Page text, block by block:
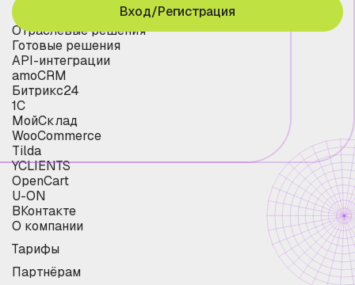
Отраслевые решения
Готовые решения
API-интеграции
amoCRM
Битрикс24
1С
МойСклад
WooCommerce
Tilda
YCLIENTS
OpenCart
U-ON
ВКонтакте
О компании
Тарифы
Партнёрам
Вход/Регистрация